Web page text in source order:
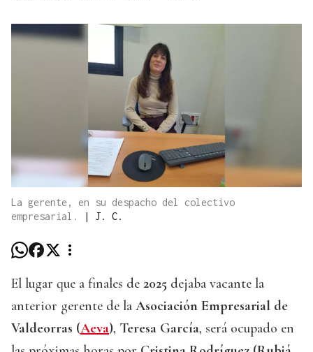
La gerente, en su despacho del colectivo
empresarial.
| J. C.
El lugar que a finales de 2025 dejaba vacante la
anterior gerente de la Asociación Empresarial de
Valdeorras (Aeva), Teresa García, será ocupado en